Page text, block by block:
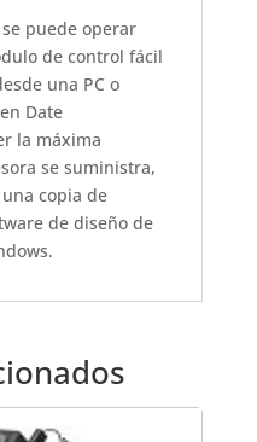
puede operar
de control fácil
una PC o
Date
la máxima
se suministra,
copia de
de diseño de